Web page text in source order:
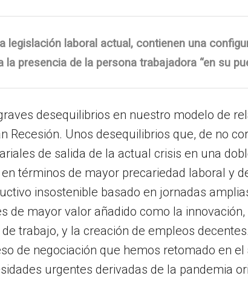
legislación laboral actual, contienen una
la presencia de la persona trabajadora “en su
desequilibrios en nuestro modelo de
Recesión. Unos desequilibrios que, de no
de salida de la actual crisis en una
términos de mayor precariedad laboral y
insostenible basado en jornadas
de mayor valor añadido como la
trabajo, y la creación de empleos
de negociación que hemos retomado en
urgentes derivadas de la pandemia